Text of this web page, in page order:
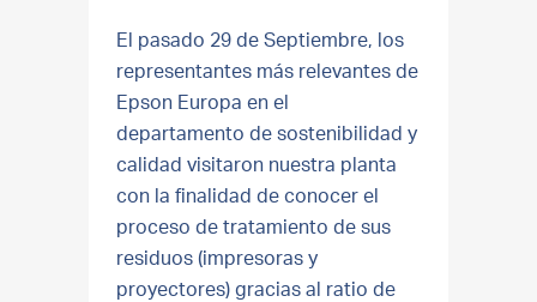
El pasado 29 de Septiembre, los
representantes más relevantes de
Epson Europa en el
departamento de sostenibilidad y
calidad visitaron nuestra planta
con la finalidad de conocer el
proceso de tratamiento de sus
residuos (impresoras y
proyectores) gracias al ratio de